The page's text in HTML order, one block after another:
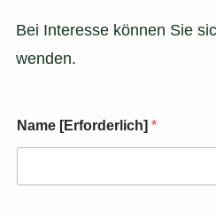
Bei Interesse können Sie
wenden.
Name [Erforderlich] *